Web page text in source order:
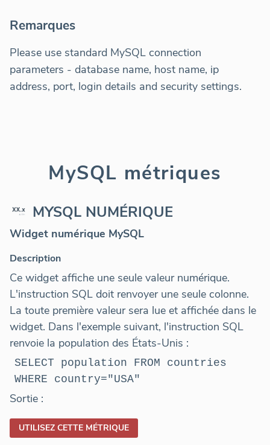
Remarques
Please use standard MySQL connection
parameters - database name, host name, ip
address, port, login details and security settings.
MySQL métriques
MYSQL NUMÉRIQUE
Widget numérique MySQL
Description
Ce widget affiche une seule valeur numérique.
L'instruction SQL doit renvoyer une seule colonne.
La toute première valeur sera lue et affichée dans le
widget. Dans l'exemple suivant, l'instruction SQL
renvoie la population des États-Unis :
SELECT population FROM countries
WHERE country="USA"
Sortie :
UTILISEZ CETTE MÉTRIQUE